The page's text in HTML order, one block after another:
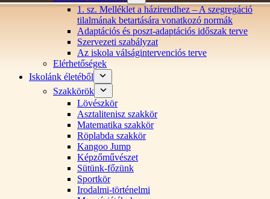
1. sz. Melléklet a házirendhez – A szegregáció
tilalmának betartására vonatkozó normák
Adaptációs és poszt-adaptációs időszak terve
Szervezeti szabályzat
Az iskola válságintervenciós terve
Elérhetőségek
Iskolánk életéből
Szakkörök
Lövészkör
Asztalitenisz szakkör
Matematika szakkör
Röplabda szakkör
Kangoo Jump
Képzőművészet
Sütünk-főzünk
Sportkör
Irodalmi-történelmi